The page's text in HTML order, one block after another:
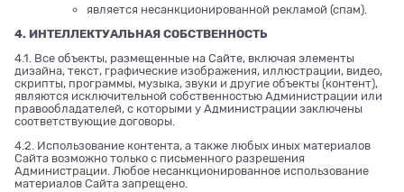
является несанкционированной рекламой (спам).
4. ИНТЕЛЛЕКТУАЛЬНАЯ СОБСТВЕННОСТЬ
4.1. Все объекты, размещенные на Сайте, включая элементы
дизайна, текст, графические изображения, иллюстрации, видео,
скрипты, программы, музыка, звуки и другие объекты (контент),
являются исключительной собственностью Администрации или
правообладателей, с которыми у Администрации заключены
соответствующие договоры.
4.2. Использование контента, а также любых иных материалов
Сайта возможно только с письменного разрешения
Администрации. Любое несанкционированное использование
материалов Сайта запрещено.